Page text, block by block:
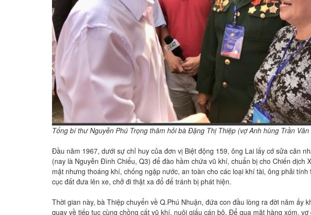
Tổng bí thư Nguyễn Phú Trọng thăm hỏi bà Đặng Thị Thiệp (vợ Anh hùng Trần
Đầu năm 1967, dưới sự chỉ huy của đơn vị Biệt động 159, ông Lai lấy cớ sửa căn
(nay là Nguyễn Đình Chiểu, Q3) để đào hầm chứa vũ khí, chuẩn bị cho Chiến dịch
mật nhưng thoáng khí, chống ngập nước, an toàn cho các loại khí tài, ông phải
cục đất đưa lên xe, chở đi thật xa đổ để tránh bị phát hiện.
Thời gian này, bà Thiệp chuyển về Q.Phú Nhuận, đứa con đầu lòng ra đời năm ấy
quay về tiếp tục cùng chồng cất vũ khí, nuôi giấu cán bộ. Để qua mặt hàng xóm,